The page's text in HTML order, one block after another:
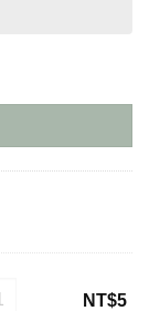
-蠟燭 數量
NT$5